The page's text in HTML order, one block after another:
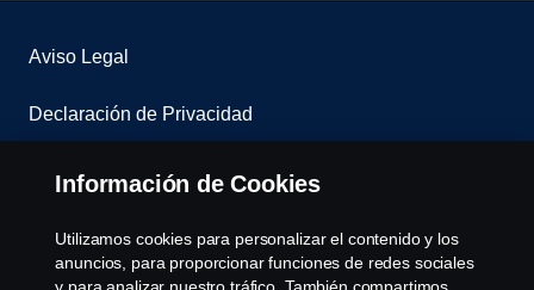
Aviso Legal
Declaración de Privacidad
Contáctenos
Sistema de denuncias
Política de Cookies
Información de Cookies
Utilizamos cookies para personalizar el contenido y los
anuncios, para proporcionar funciones de redes sociales